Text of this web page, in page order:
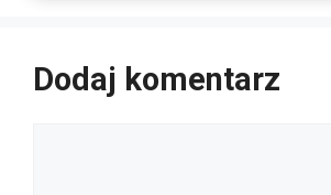
Dodaj komentarz